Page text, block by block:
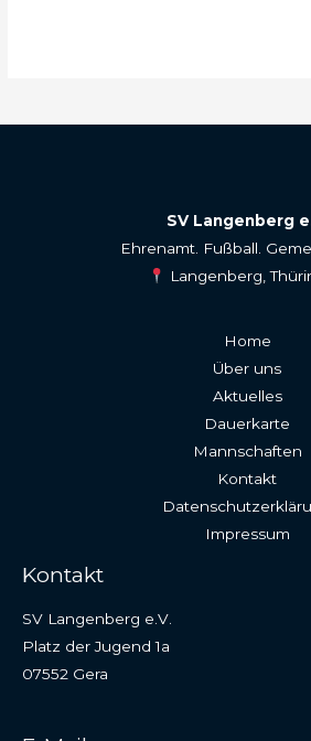
SV Langenberg
Ehrenamt. Fußball.
Langenberg,
Home
Über uns
Aktuelles
Dauerkarte
Mannschaften
Kontakt
Impressum
Kontakt
SV Langenberg e.V.
Platz der Jugend 1a
07552 Gera